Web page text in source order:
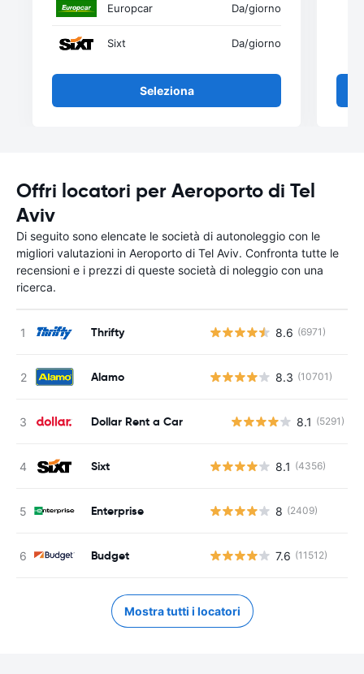
Europcar Da/giorno
Sixt Da/giorno
Seleziona
Offri locatori per Aeroporto di Tel
Aviv
Di seguito sono elencate le società di autonoleggio con le
migliori valutazioni in Aeroporto di Tel Aviv. Confronta tutte le
recensioni e i prezzi di queste società di noleggio con una
ricerca.
Thrifty 8.6 (6971)
Alamo 8.3 (10701)
Dollar Rent a Car 8.1 (5291)
Sixt 8.1 (4356)
Enterprise 8 (2409)
Budget 7.6 (11512)
Mostra tutti i locatori